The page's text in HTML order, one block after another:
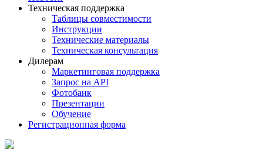
Техническая поддержка
Таблицы совместимости
Инструкции
Технические материалы
Техническая консультация
Дилерам
Маркетинговая поддержка
Запрос на API
Фотобанк
Презентации
Обучение
Регистрационная форма